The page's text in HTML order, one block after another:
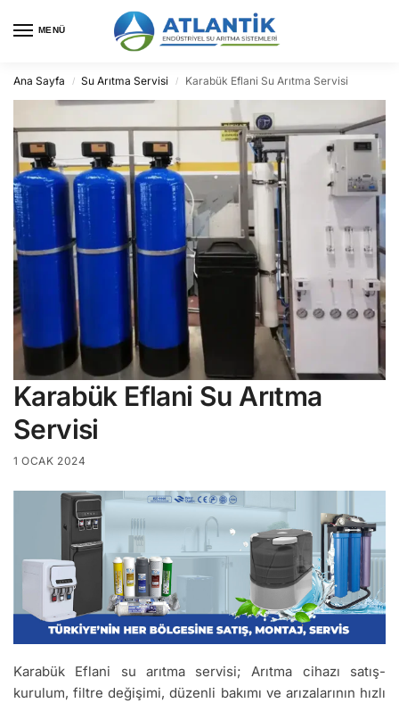
MENÜ
Ana Sayfa / Su Arıtma Servisi / Karabük Eflani Su Arıtma Servisi
Karabük Eflani Su Arıtma
Servisi
1 OCAK 2024
Karabük Eflani su arıtma servisi; Arıtma cihazı satış-
kurulum, filtre değişimi, düzenli bakımı ve arızalarının hızlı